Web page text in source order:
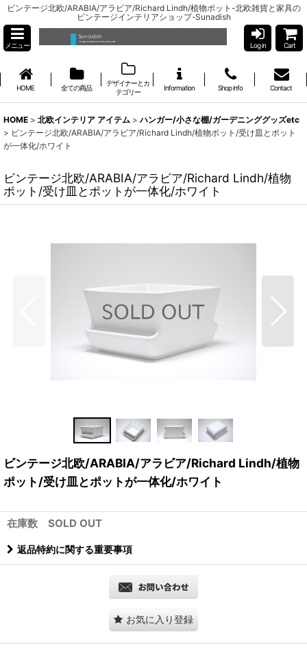
ビンテージ北欧/ARABIA/アラビア/Richard Lindh/植物ポット-北欧雑貨と家具の
ビンテージインテリアショップ-Sunadish
メニュー Log in Cart
HOME 全ての商品
デザイナーとカ
テゴリー
Information Shop info Contact
HOME > 北欧インテリア アイテム > ハンガー/小さな棚/ガーデニンググッズetc
> ビンテージ北欧/ARABIA/アラビア/Richard Lindh/植物ポット/受け皿とポット
が一体化/ホワイト
ビンテージ北欧/ARABIA/アラビア/Richard Lindh/植物
ポット/受け皿とポットが一体化/ホワイト
ビンテージ北欧/ARABIA/アラビア/Richard Lindh/植物
ポット/受け皿とポットが一体化/ホワイト
在庫数 SOLD OUT
返品特約に関する重要事項
お気に入り登録